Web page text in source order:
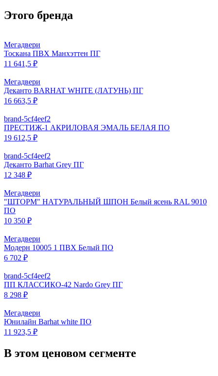
Этого бренда
Мегадвери
Тоскана ПВХ Манхэттен ПГ
11 641,5 ₽
Мегадвери
Деканто BARHAT WHITE (ЛАТУНЬ) ПГ
16 663,5 ₽
brand-5cf4eef2
ПРЕСТИЖ-1 АКРИЛОВАЯ ЭМАЛЬ БЕЛАЯ ПО
19 612,5 ₽
brand-5cf4eef2
Деканто Barhat Grey ПГ
12 348 ₽
Мегадвери
"ШТОРМ" НАТУРАЛЬНЫЙ ШПОН Белый ясень RAL 9010
ПО
10 350 ₽
Мегадвери
Модерн 10005 1 ПВХ Белый ПО
6 702 ₽
brand-5cf4eef2
ПП КЛАССИКО-42 Nardo Grey ПГ
8 298 ₽
Мегадвери
Юнилайн Barhat white ПО
11 923,5 ₽
В этом ценовом сегменте